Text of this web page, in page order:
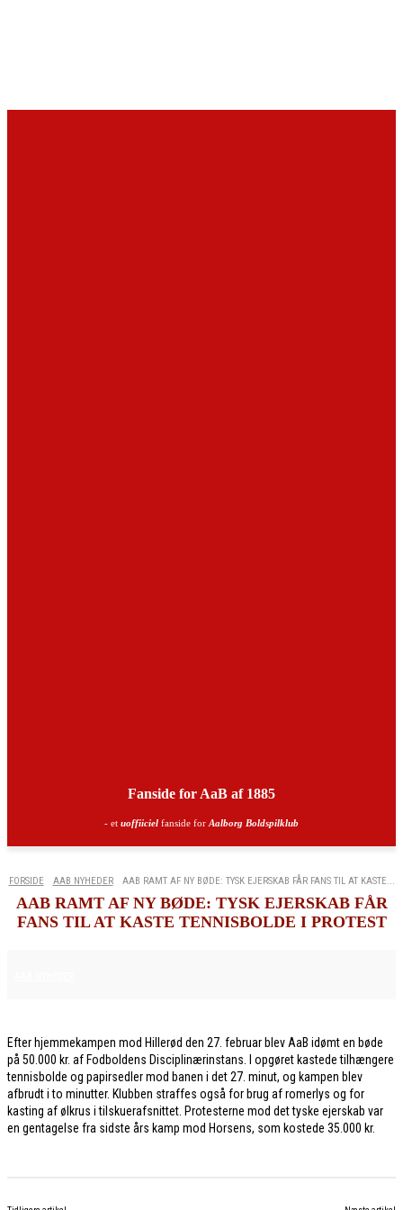
Fanside for AaB af 1885
- et uoffiiciel fanside for Aalborg Boldspilklub
FORSIDE AAB NYHEDER AAB RAMT AF NY BØDE: TYSK EJERSKAB FÅR FANS TIL AT KASTE...
AAB RAMT AF NY BØDE: TYSK EJERSKAB FÅR
FANS TIL AT KASTE TENNISBOLDE I PROTEST
Efter hjemmekampen mod Hillerød den 27. februar blev AaB idømt en bøde
på 50.000 kr. af Fodboldens Disciplinærinstans. I opgøret kastede tilhængere
tennisbolde og papirsedler mod banen i det 27. minut, og kampen blev
afbrudt i to minutter. Klubben straffes også for brug af romerlys og for
kasting af ølkrus i tilskuerafsnittet. Protesterne mod det tyske ejerskab var
en gentagelse fra sidste års kamp mod Horsens, som kostede 35.000 kr.